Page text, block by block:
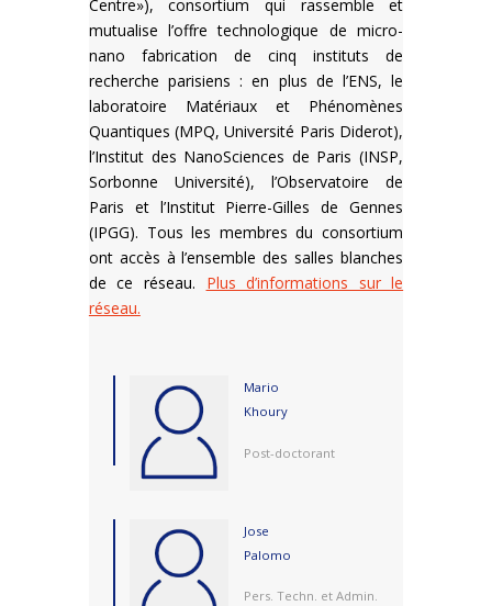
Centre»), consortium qui rassemble et
mutualise l’offre technologique de micro-
nano fabrication de cinq instituts de
recherche parisiens : en plus de l’ENS, le
laboratoire Matériaux et Phénomènes
Quantiques (MPQ, Université Paris Diderot),
l’Institut des NanoSciences de Paris (INSP,
Sorbonne Université), l’Observatoire de
Paris et l’Institut Pierre-Gilles de Gennes
(IPGG). Tous les membres du consortium
ont accès à l’ensemble des salles blanches
de ce réseau. Plus d’informations sur le
réseau.
Mario
Khoury
Post-doctorant
Jose
Palomo
Pers. Techn. et Admin.